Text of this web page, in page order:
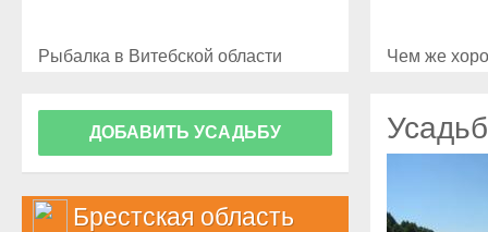
Рыбалка в Витебской области Чем же
ДОБАВИТЬ УСАДЬБУ
Брестская область